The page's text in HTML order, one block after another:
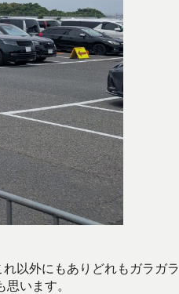
以外にもありどれもガラガラ
います。